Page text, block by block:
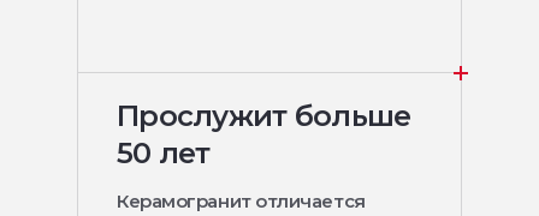
Прослужит больше
50 лет
Керамогранит отличается